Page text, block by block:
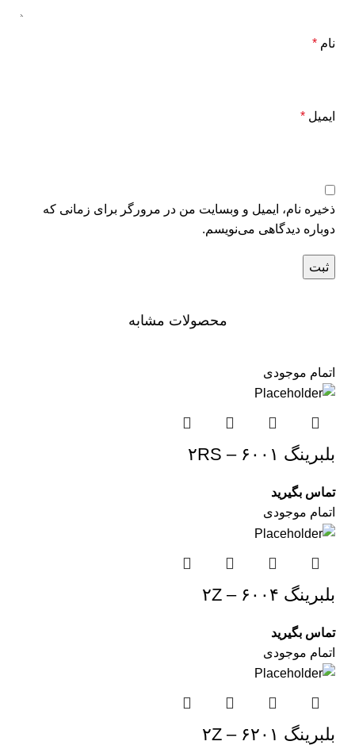
نام *
ایمیل *
ذخیره نام، ایمیل و وبسایت من در مرورگر برای زمانی که
دوباره دیدگاهی می‌نویسم.
محصولات مشابه
اتمام موجودی
بلبرینگ ۶۰۰۱ – ۲RS
تماس بگیرید
اتمام موجودی
بلبرینگ ۶۰۰۴ – ۲Z
تماس بگیرید
اتمام موجودی
بلبرینگ ۶۲۰۱ – ۲Z